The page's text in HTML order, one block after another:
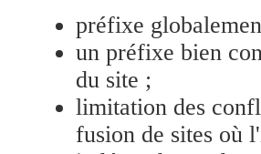
préfixe
un préfixe bien
du site ;
limitation des
fusion de sites où